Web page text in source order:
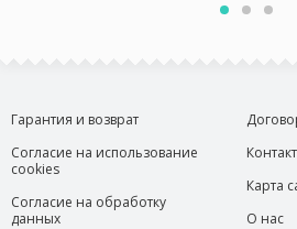
Гарантия и возврат
Согласие на использование
cookies
Согласие на обработку
данных
Карта
О нас